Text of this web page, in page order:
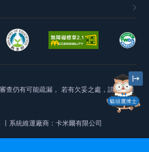
貓頭鷹博士
查仍有可能疏漏， 若有欠妥之處，請隨時與
丨系統維運廠商：卡米爾有限公司